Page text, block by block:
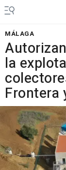
MÁLAGA
la
Frontera